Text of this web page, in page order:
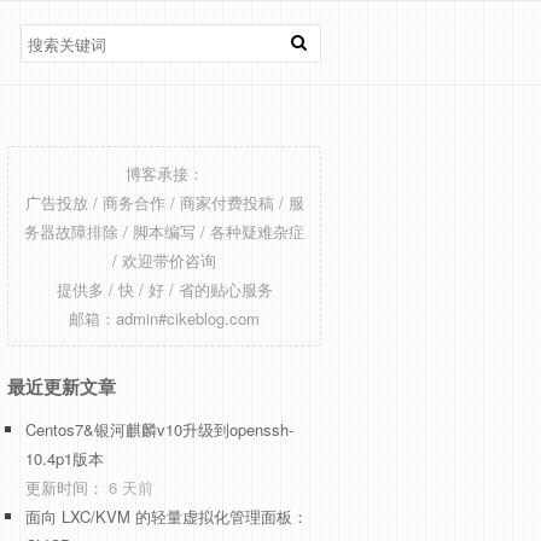
博客承接：
广告投放 / 商务合作 / 商家付费投稿 / 服
务器故障排除 / 脚本编写 / 各种疑难杂症
/ 欢迎带价咨询
提供多 / 快 / 好 / 省的贴心服务
邮箱：admin#cikeblog.com
最近更新文章
Centos7&银河麒麟v10升级到openssh-
10.4p1版本
更新时间： 6 天前
面向 LXC/KVM 的轻量虚拟化管理面板：